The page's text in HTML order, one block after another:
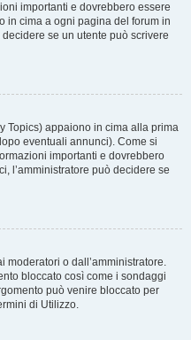
importanti e dovrebbero essere
in cima a ogni pagina del forum in
se un utente può scrivere
Topics) appaiono in cima alla prima
eventuali annunci). Come si
importanti e dovrebbero
l’amministratore può decidere se
moderatori o dall’amministratore.
bloccato così come i sondaggi
può venire bloccato per
di Utilizzo.